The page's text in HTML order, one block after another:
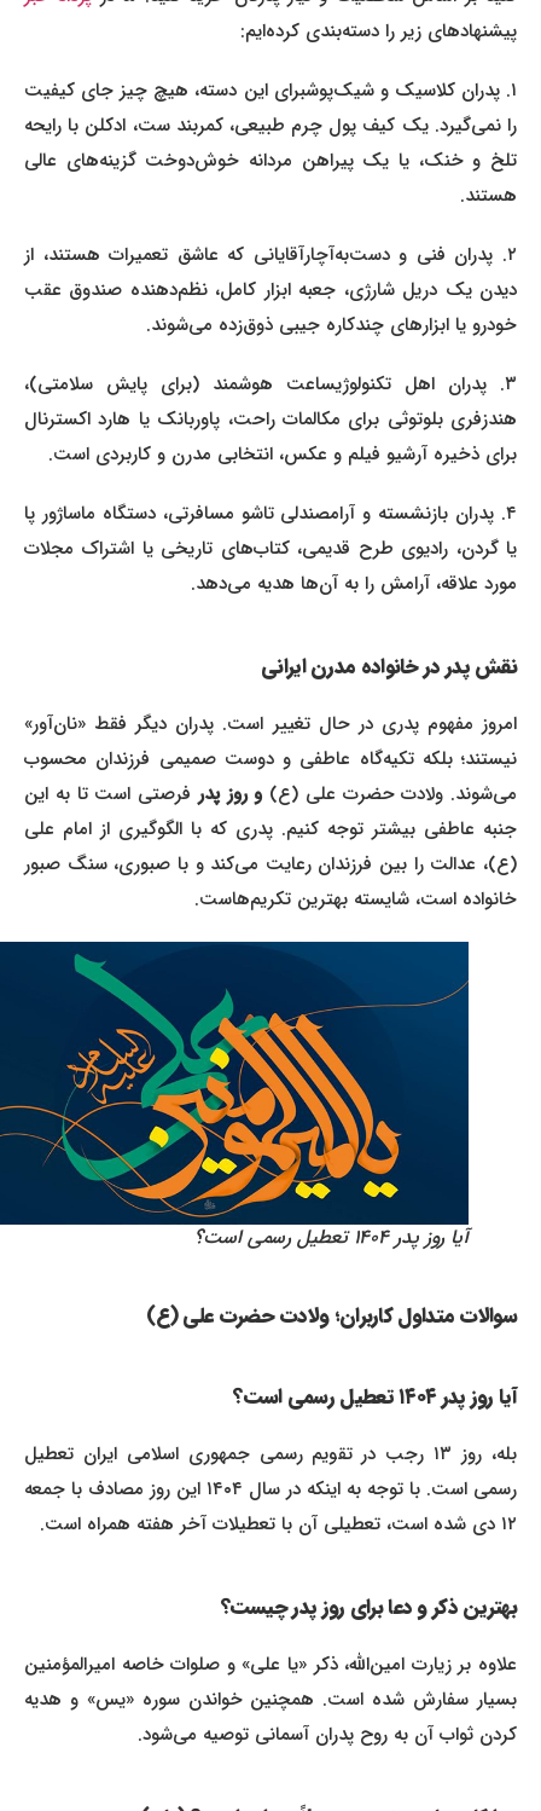
پیشنهادهای زیر را دسته‌بندی کرده‌ایم:
برای این دسته، هیچ چیز جای کیفیت
را نمی‌گیرد. یک کیف پول چرم طبیعی، کمربند ست، ادکلن با رایحه
تلخ و خنک، یا یک پیراهن مردانه خوش‌دوخت گزینه‌های عالی
هستند.
آقایانی که عاشق تعمیرات هستند، از
دیدن یک دریل شارژی، جعبه ابزار کامل، نظم‌دهنده صندوق عقب
خودرو یا ابزارهای چندکاره جیبی ذوق‌زده می‌شوند.
ساعت هوشمند (برای پایش سلامتی)،
هندزفری بلوتوثی برای مکالمات راحت، پاوربانک یا هارد اکسترنال
برای ذخیره آرشیو فیلم و عکس، انتخابی مدرن و کاربردی است.
صندلی تاشو مسافرتی، دستگاه ماساژور پا
یا گردن، رادیوی طرح قدیمی، کتاب‌های تاریخی یا اشتراک مجلات
مورد علاقه، آرامش را به آن‌ها هدیه می‌دهد.
نقش پدر در خانواده مدرن ایرانی
امروز مفهوم پدری در حال تغییر است. پدران دیگر فقط «نان‌آور»
نیستند؛ بلکه تکیه‌گاه عاطفی و دوست صمیمی فرزندان محسوب
می‌شوند. ولادت حضرت علی (ع)و روز پدرفرصتی است تا به این
جنبه عاطفی بیشتر توجه کنیم. پدری که با الگوگیری از امام علی
(ع)، عدالت را بین فرزندان رعایت می‌کند و با صبوری، سنگ صبور
خانواده است، شایسته بهترین تکریم‌هاست.
آیا روز پدر ۱۴۰۴ تعطیل رسمی است؟
سوالات متداول کاربران؛ ولادت حضرت علی (ع)
آیا روز پدر ۱۴۰۴ تعطیل رسمی است؟
بله، روز ۱۳ رجب در تقویم رسمی جمهوری اسلامی ایران تعطیل
رسمی است. با توجه به اینکه در سال ۱۴۰۴ این روز مصادف با جمعه
بهترین ذکر و دعا برای روز پدر چیست؟
علاوه بر زیارت امین‌الله، ذکر «یا علی» و صلوات خاصه امیرالمؤمنین
بسیار سفارش شده است. همچنین خواندن سوره «یس» و هدیه
کردن ثواب آن به روح پدران آسمانی توصیه می‌شود.